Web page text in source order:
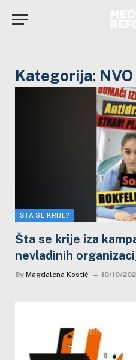
Kategorija: NVO
ŠTA SE KRIJE?
Šta se krije iza
nevladinih
By Magdalena Kostić 10/10/